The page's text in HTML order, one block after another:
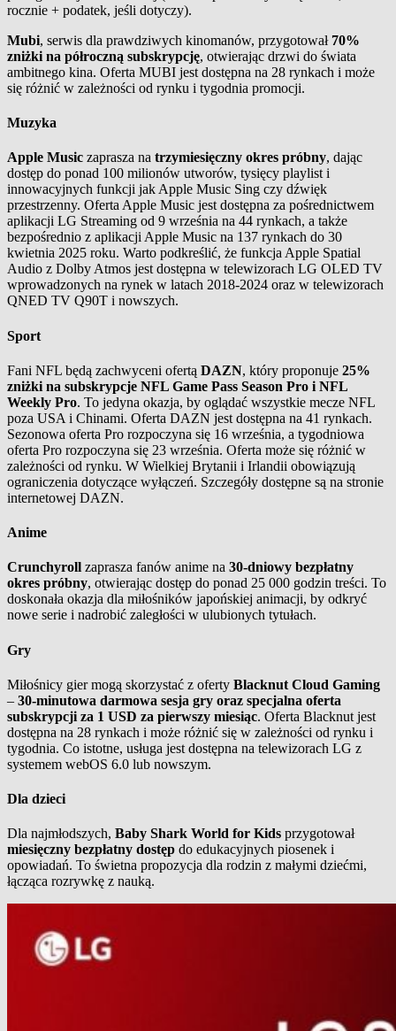
rocznie + podatek, jeśli dotyczy).
Mubi, serwis dla prawdziwych kinomanów, przygotował 70%
zniżki na półroczną subskrypcję, otwierając drzwi do świata
ambitnego kina. Oferta MUBI jest dostępna na 28 rynkach i może
się różnić w zależności od rynku i tygodnia promocji.
Muzyka
Apple Music zaprasza na trzymiesięczny okres próbny, dając
dostęp do ponad 100 milionów utworów, tysięcy playlist i
innowacyjnych funkcji jak Apple Music Sing czy dźwięk
przestrzenny. Oferta Apple Music jest dostępna za pośrednictwem
aplikacji LG Streaming od 9 września na 44 rynkach, a także
bezpośrednio z aplikacji Apple Music na 137 rynkach do 30
kwietnia 2025 roku. Warto podkreślić, że funkcja Apple Spatial
Audio z Dolby Atmos jest dostępna w telewizorach LG OLED TV
wprowadzonych na rynek w latach 2018-2024 oraz w telewizorach
QNED TV Q90T i nowszych.
Sport
Fani NFL będą zachwyceni ofertą DAZN, który proponuje 25%
zniżki na subskrypcje NFL Game Pass Season Pro i NFL
Weekly Pro. To jedyna okazja, by oglądać wszystkie mecze NFL
poza USA i Chinami. Oferta DAZN jest dostępna na 41 rynkach.
Sezonowa oferta Pro rozpoczyna się 16 września, a tygodniowa
oferta Pro rozpoczyna się 23 września. Oferta może się różnić w
zależności od rynku. W Wielkiej Brytanii i Irlandii obowiązują
ograniczenia dotyczące wyłączeń. Szczegóły dostępne są na stronie
internetowej DAZN.
Anime
Crunchyroll zaprasza fanów anime na 30-dniowy bezpłatny
okres próbny, otwierając dostęp do ponad 25 000 godzin treści. To
doskonała okazja dla miłośników japońskiej animacji, by odkryć
nowe serie i nadrobić zaległości w ulubionych tytułach.
Gry
Miłośnicy gier mogą skorzystać z oferty Blacknut Cloud Gaming
– 30-minutowa darmowa sesja gry oraz specjalna oferta
subskrypcji za 1 USD za pierwszy miesiąc. Oferta Blacknut jest
dostępna na 28 rynkach i może różnić się w zależności od rynku i
tygodnia. Co istotne, usługa jest dostępna na telewizorach LG z
systemem webOS 6.0 lub nowszym.
Dla dzieci
Dla najmłodszych, Baby Shark World for Kids przygotował
miesięczny bezpłatny dostęp do edukacyjnych piosenek i
opowiadań. To świetna propozycja dla rodzin z małymi dziećmi,
łącząca rozrywkę z nauką.